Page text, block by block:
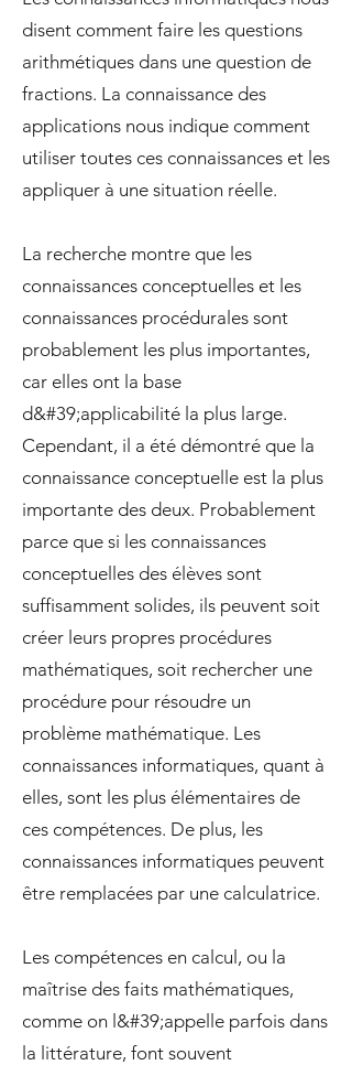
disent comment faire les questions
arithmétiques dans une question de
fractions. La connaissance des
applications nous indique comment
utiliser toutes ces connaissances et les
appliquer à une situation réelle.
La recherche montre que les
connaissances conceptuelles et les
connaissances procédurales sont
probablement les plus importantes,
car elles ont la base
d&#39;applicabilité la plus large.
Cependant, il a été démontré que la
connaissance conceptuelle est la plus
importante des deux. Probablement
parce que si les connaissances
conceptuelles des élèves sont
suffisamment solides, ils peuvent soit
créer leurs propres procédures
mathématiques, soit rechercher une
procédure pour résoudre un
problème mathématique. Les
connaissances informatiques, quant à
elles, sont les plus élémentaires de
ces compétences. De plus, les
connaissances informatiques peuvent
être remplacées par une calculatrice.
Les compétences en calcul, ou la
maîtrise des faits mathématiques,
comme on l&#39;appelle parfois dans
la littérature, font souvent